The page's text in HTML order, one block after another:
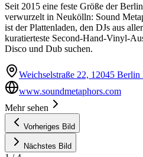
Seit 2015 eine feste Größe der
verwurzelt in Neukölln: Sound
ist der Plattenladen, den DJs aus
kuratierteste Second-Hand-Vinyl-
Disco und Dub suchen.
Weichselstraße 22, 12045
www.soundmetaphors.com
Mehr sehen
Vorheriges Bild
Nächstes Bild